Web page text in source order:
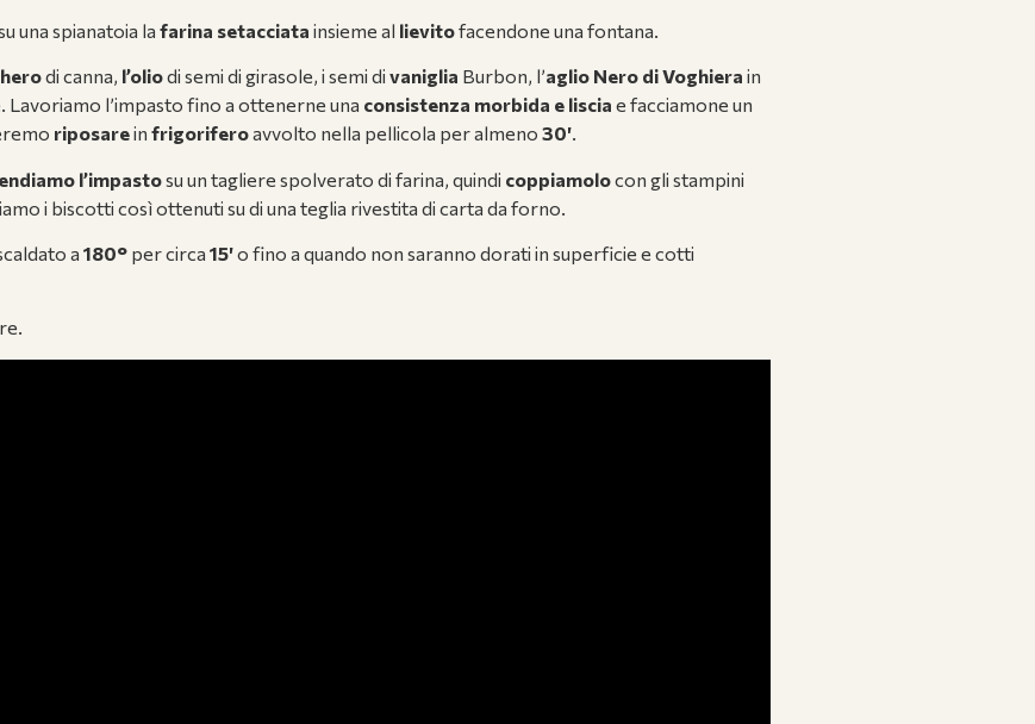
una spianatoia la farina setacciata insieme al lievitofacendone una fontana.
di canna, l’oliodi semi di girasole, i semi di vaniglia Burbon, l’aglio Nero di Voghiera in
Lavoriamo l’impasto fino a ottenerne una consistenza morbida e liscia e facciamone un
riposarein frigoriferoavvolto nella pellicola per almeno 30′.
l’impastosu un tagliere spolverato di farina, quindi coppiamolocon gli stampini
i biscotti così ottenuti su di una teglia rivestita di carta da forno.
a 180° per circa 15′o fino a quando non saranno dorati in superficie e cotti